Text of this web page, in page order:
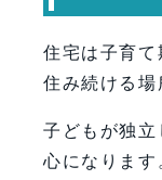
住宅は子育て
住み続ける場
子どもが独立
心になります